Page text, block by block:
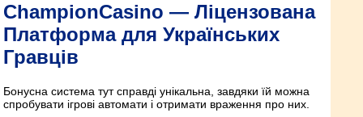
ChampionCasino — Ліцензована
Платформа для Українських
Гравців
Бонусна система тут справді унікальна, завдяки їй можна
спробувати ігрові автомати і отримати враження про них.